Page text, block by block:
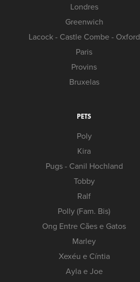
Londres
Greenwich
Lacock - Castle Combe - Oxford
Paris
Provins
Bruxelas
PETS
Poly
Kira
Pugs - Canil Hochland
Tobby
Ralf
Polly (Fam. Bis)
Ong Entre Cães e Gatos
Marley
Xexéu e Cíntia
Ayla e Joe